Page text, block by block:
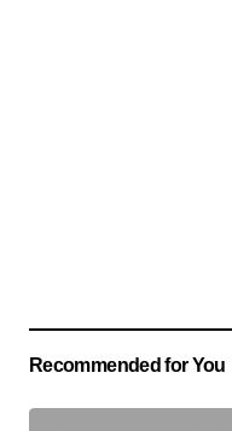
Recommended for You